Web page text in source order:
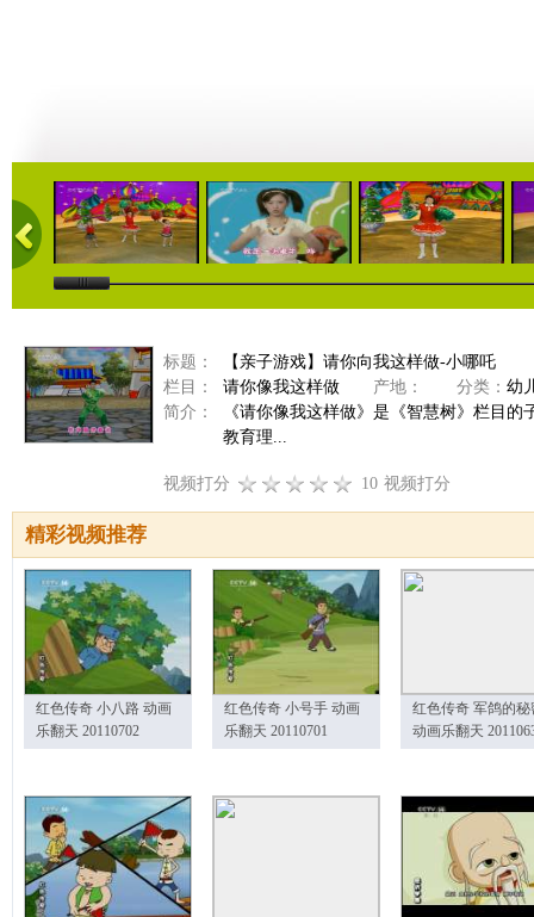
01:59 26:57 02:05
标题：
【亲子游戏】请你向我这样做-小哪吒
栏目：
请你像我这样做 产地： 分类： 幼
简介：
《请你像我这样做》是《智慧树》栏目
教育理...
视频打分 10 视频打分
精彩视频推荐
红色传奇 小八路 动画
乐翻天 20110702
红色传奇 小号手 动画
乐翻天 20110701
红色传奇 军鸽的秘
动画乐翻天